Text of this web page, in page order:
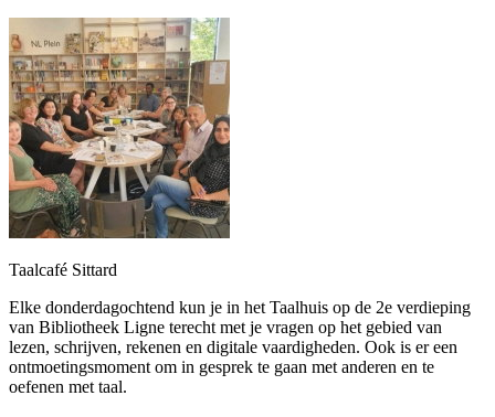
Taalcafé Sittard
Elke donderdagochtend kun je in het Taalhuis op de 2e verdieping
van Bibliotheek Ligne terecht met je vragen op het gebied van
lezen, schrijven, rekenen en digitale vaardigheden. Ook is er een
ontmoetingsmoment om in gesprek te gaan met anderen en te
oefenen met taal.